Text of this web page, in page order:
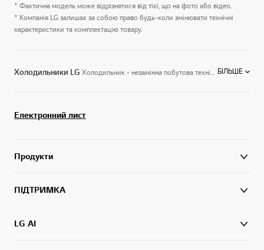
* Фактична модель може відрізнятися від тієї, що на фото або відео.
* Компанія LG залишає за собою право будь-коли змінювати технічні
характеристики та комплектацію товару.
Холодильники LG Холодильник - незамінна побутова техніка, яка обов'язково повинна бути в будинку у кожного. І якщо ви зважилися на покупку такого дорогого обладнання, обов'язково слід вивчити відгуки на ту чи іншу модель. БІЛЬШЕ
Електронний лист
Продукти
ПІДТРИМКА
LG AI